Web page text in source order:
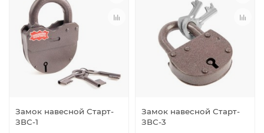
Замок навесной Старт-
ЗВС-1
Замок навесной Старт-
ЗВС-3